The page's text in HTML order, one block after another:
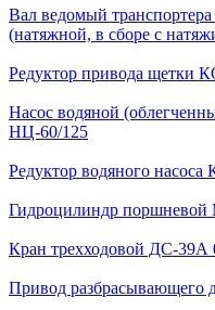
Вал ведомый
(натяжной, в сборе с
Редуктор привода щетки
Насос водяной
НЦ-60/125
Редуктор водяного
Гидроцилиндр поршневой
Кран трехходовой ДС-39А
Привод разбрасывающего